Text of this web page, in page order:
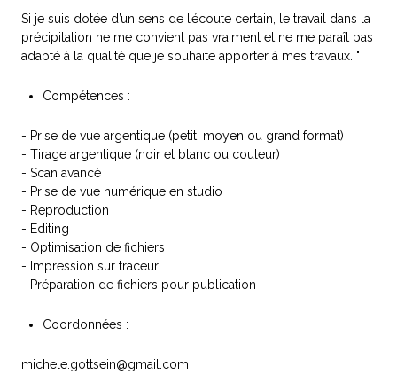
Si je suis dotée d’un sens de l’écoute certain, le travail dans la
précipitation ne me convient pas vraiment et ne me paraît pas
adapté à la qualité que je souhaite apporter à mes travaux. "
Compétences :
- Prise de vue argentique (petit, moyen ou grand format)
- Tirage argentique (noir et blanc ou couleur)
- Scan avancé
- Prise de vue numérique en studio
- Reproduction
- Editing
- Optimisation de fichiers
- Impression sur traceur
- Préparation de fichiers pour publication
Coordonnées :
michele.gottsein@gmail.com